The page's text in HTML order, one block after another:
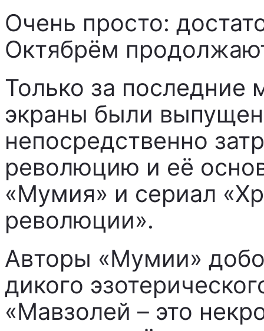
Очень просто:
Октябрём
Только за последние
экраны были
непосредственно
революцию и её
«Мумия» и сериал
революции».
Авторы «Мумии»
дикого
«Мавзолей – это